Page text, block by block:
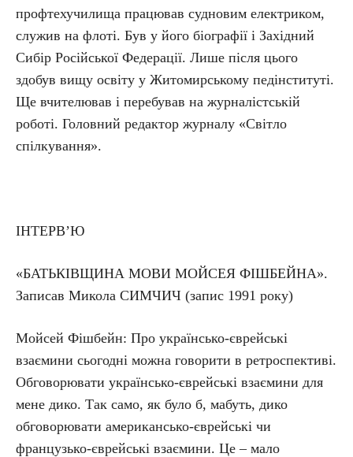
профтехучилища працював судновим електриком,
служив на флоті. Був у його біографії і Західний
Сибір Російської Федерації. Лише після цього
здобув вищу освіту у Житомирському педінституті.
Ще вчителював і перебував на журналістській
роботі. Головний редактор журналу «Світло
спілкування».
ІНТЕРВ’Ю
«БАТЬКІВЩИНА МОВИ МОЙСЕЯ ФІШБЕЙНА».
Записав Микола СИМЧИЧ (запис 1991 року)
Мойсей Фішбейн: Про українсько-єврейські
взаємини сьогодні можна говорити в ретроспективі.
Обговорювати українсько-єврейські взаємини для
мене дико. Так само, як було б, мабуть, дико
обговорювати американсько-єврейські чи
французько-єврейські взаємини. Це – мало